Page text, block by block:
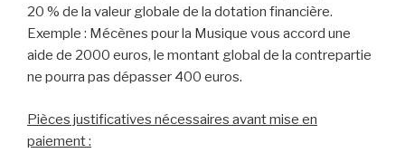
20 % de la valeur globale de la dotation financière.
Exemple : Mécènes pour la Musique vous accord une
aide de 2000 euros, le montant global de la contrepartie
ne pourra pas dépasser 400 euros.
Pièces justificatives nécessaires avant mise en
paiement :